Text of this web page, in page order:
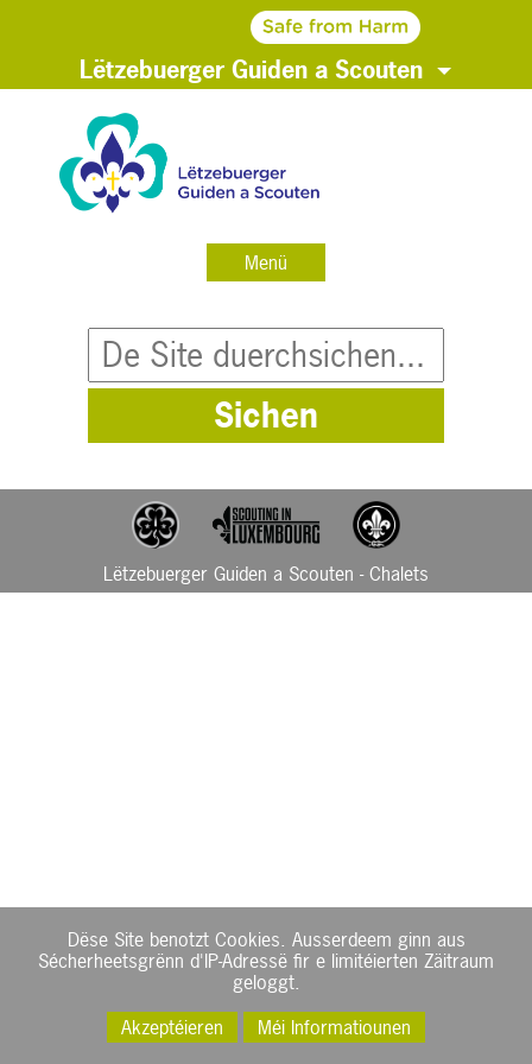
Lëtzebuerger Guiden a Scouten
Menü
Sichen
Lëtzebuerger Guiden a Scouten - Chalets
Dëse Site benotzt Cookies. Ausserdeem ginn aus
Sécherheetsgrënn d'IP-Adressë fir e limitéierten Zäitraum
geloggt.
Akzeptéieren
Méi Informatiounen